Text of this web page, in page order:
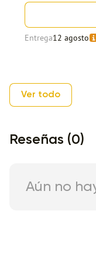
Entrega12 agosto
Item 1 of 12
Ver todo
Reseñas (0)
Aún no